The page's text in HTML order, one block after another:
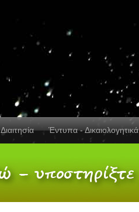
Διαιτησία Έντυπα - Δικαιολογητικά